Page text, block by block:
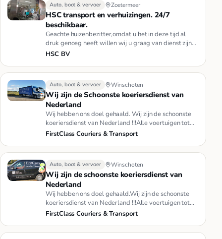
Auto, boot & vervoer Zoetermeer
HSC transport en verhuizingen. 24/7
beschikbaar.
Geachte huizenbezitter,omdat u het in deze tijd al
druk genoeg heeft willen wij u graag van dienst zijn
met het verkoop …
HSC BV
Auto, boot & vervoer Winschoten
Wij zijn de Schoonste koeriersdienst van
Nederland
Wij hebben ons doel gehaald. Wij zijn de schoonste
koeriersdienst van Nederland !!!Alle voertuigen tot
3500 kg GVW, 9 di…
FirstClass Couriers & Transport
Auto, boot & vervoer Winschoten
Wij zijn de schoonste koeriersdienst van
Nederland
Wij hebben ons doel gehaald.Wij zijn de schoonste
koeriersdienst van Nederland !!!Alle voertuigen tot
3500 kg GVW, 9 div…
FirstClass Couriers & Transport